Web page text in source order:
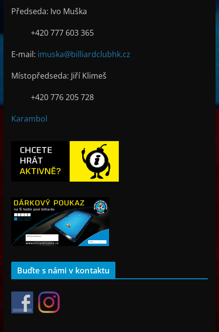
Předseda: Ivo Muška
+420 777 603 365
E-mail: imuska@billiardclubhk.cz
Místopředseda: Jiří Klimeš
+420 776 205 728
Karambol
Buďte s námi v kontaktu